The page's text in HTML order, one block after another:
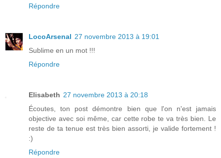
Répondre
LocoArsenal 27 novembre 2013 à 19:01
Sublime en un mot !!!
Répondre
Elisabeth 27 novembre 2013 à 20:18
Écoutes, ton post démontre bien que l'on n'est jamais
objective avec soi même, car cette robe te va très bien. Le
reste de ta tenue est très bien assorti, je valide fortement !
:)
Répondre